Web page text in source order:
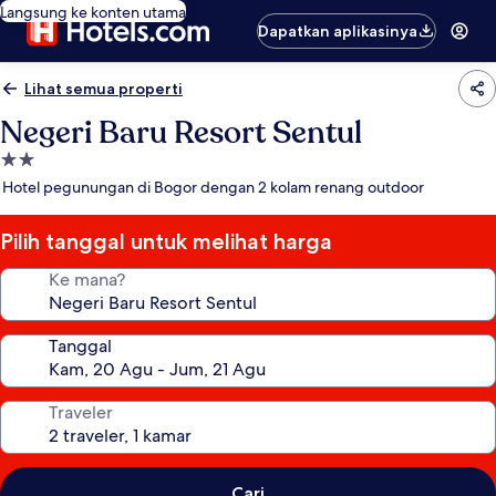
Langsung ke konten utama
Dapatkan aplikasinya
Lihat semua properti
Negeri Baru Resort Sentul
Properti
bintang
Hotel pegunungan di Bogor dengan 2 kolam renang outdoor
Pilih tanggal untuk melihat harga
Ke mana?
Tanggal
Traveler